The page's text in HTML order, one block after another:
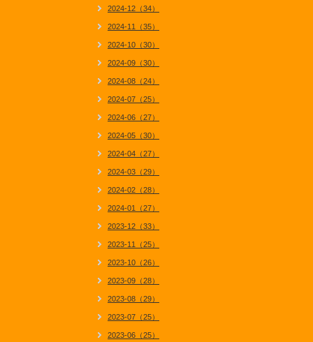
2024-12（34）
2024-11（35）
2024-10（30）
2024-09（30）
2024-08（24）
2024-07（25）
2024-06（27）
2024-05（30）
2024-04（27）
2024-03（29）
2024-02（28）
2024-01（27）
2023-12（33）
2023-11（25）
2023-10（26）
2023-09（28）
2023-08（29）
2023-07（25）
2023-06（25）